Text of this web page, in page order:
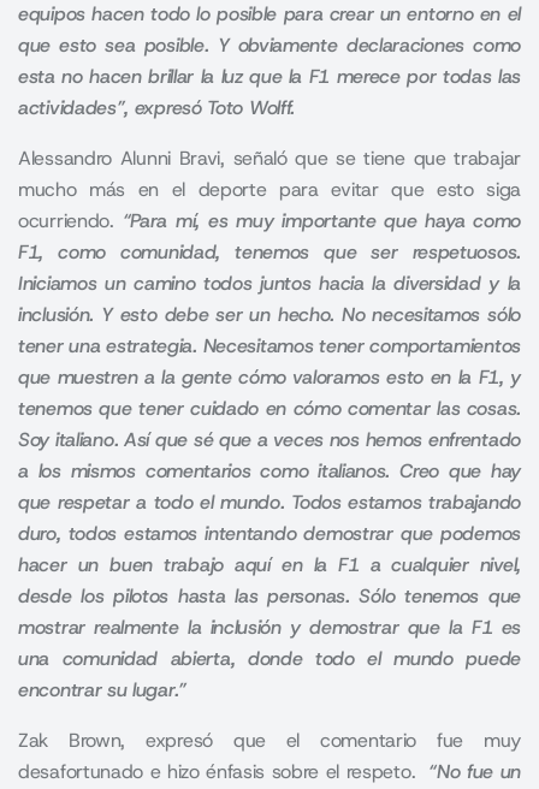
equipos hacen todo lo posible para crear un entorno en el
que esto sea posible. Y obviamente declaraciones como
esta no hacen brillar la luz que la F1 merece por todas las
actividades”, expresó Toto Wolff.
Alessandro Alunni Bravi, señaló que se tiene que trabajar
mucho más en el deporte para evitar que esto siga
ocurriendo. “Para mí, es muy importante que haya como
F1, como comunidad, tenemos que ser respetuosos.
Iniciamos un camino todos juntos hacia la diversidad y la
inclusión. Y esto debe ser un hecho. No necesitamos sólo
tener una estrategia. Necesitamos tener comportamientos
que muestren a la gente cómo valoramos esto en la F1, y
tenemos que tener cuidado en cómo comentar las cosas.
Soy italiano. Así que sé que a veces nos hemos enfrentado
a los mismos comentarios como italianos. Creo que hay
que respetar a todo el mundo. Todos estamos trabajando
duro, todos estamos intentando demostrar que podemos
hacer un buen trabajo aquí en la F1 a cualquier nivel,
desde los pilotos hasta las personas. Sólo tenemos que
mostrar realmente la inclusión y demostrar que la F1 es
una comunidad abierta, donde todo el mundo puede
encontrar su lugar.”
Zak Brown, expresó que el comentario fue muy
desafortunado e hizo énfasis sobre el respeto. “No fue un